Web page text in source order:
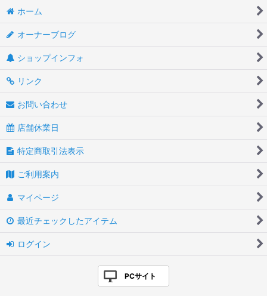
ホーム
オーナーブログ
ショップインフォ
リンク
お問い合わせ
店舗休業日
特定商取引法表示
ご利用案内
マイページ
最近チェックしたアイテム
ログイン
PCサイト